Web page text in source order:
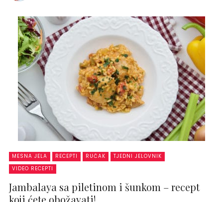
MESNA JELA RECEPTI RUČAK
TJEDNI JELOVNIK
VIDEO RECEPTI
Jambalaya sa piletinom i šunkom – recept
koji ćete obožavati!